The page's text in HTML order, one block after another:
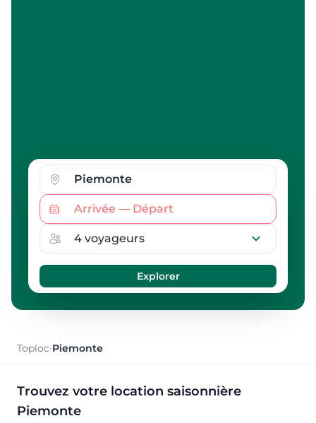
Toploc·Piemonte
Trouvez votre location saisonnière
Piemonte